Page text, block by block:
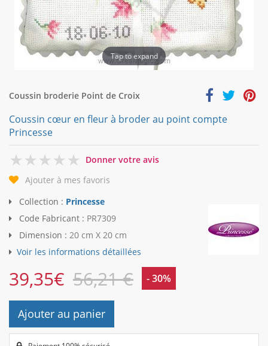
Tap to expand
Coussin broderie Point de Croix
Coussin cœur en fleur à broder au point compte
Princesse
0
Donner votre avis
Ajouter à mes favoris
Collection : Princesse
Code Fabricant : PR7309
Dimension : 20 cm X 20 cm
Voir les informations détaillées
39,35€ 56,21 € - 30%
Ajouter au panier